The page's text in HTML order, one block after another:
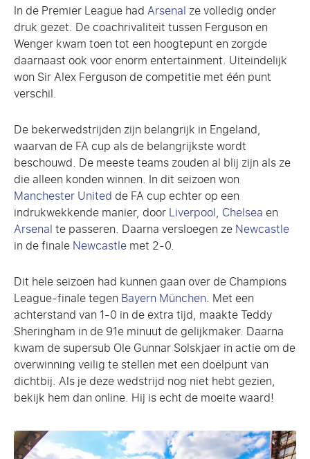
In de Premier League hadArsenal ze volledig onder
druk gezet. De coachrivaliteit tussen Ferguson en
Wenger kwam toen tot een hoogtepunt en zorgde
daarnaast ook voor enorm entertainment. Uiteindelijk
won Sir Alex Ferguson de competitie met één punt
verschil.
De bekerwedstrijden zijn belangrijk in Engeland,
waarvan de FA cup als de belangrijkste wordt
beschouwd. De meeste teams zouden al blij zijn als ze
die alleen konden winnen. In dit seizoen won
Manchester United de FA cup echter op een
indrukwekkende manier, doorLiverpool, Chelsea en
Arsenalte passeren. Daarna versloegen zeNewcastle
in de finaleNewcastlemet 2-0.
Dit hele seizoen had kunnen gaan over de Champions
League-finale tegen Bayern München. Met een
achterstand van 1-0 in de extra tijd, maakte Teddy
Sheringham in de 91e minuut de gelijkmaker. Daarna
kwam de supersub Ole Gunnar Solskjaer in actie om de
overwinning veilig te stellen met een doelpunt van
dichtbij. Als je deze wedstrijd nog niet hebt gezien,
bekijk hem dan online. Hij is echt de moeite waard!